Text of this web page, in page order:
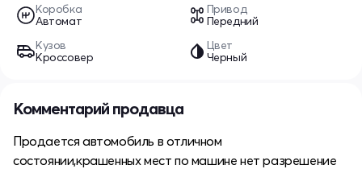
Коробка
Автомат
Привод
Передний
Кузов
Кроссовер
Цвет
Черный
Комментарий продавца
Продается автомобиль в отличном
состоянии,крашенных мест по машине нет разрешение